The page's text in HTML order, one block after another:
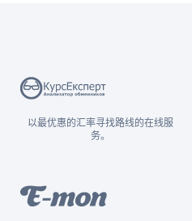
以最优惠的汇率寻找路线的在线服
务。